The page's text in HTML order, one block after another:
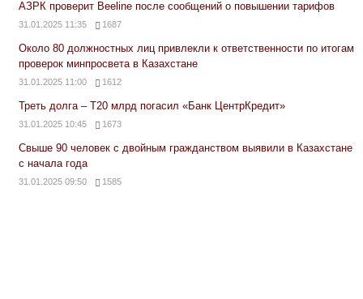
АЗРК проверит Beeline после сообщений о повышении тарифов
31.01.2025 11:35 1687
Около 80 должностных лиц привлекли к ответственности по итогам
проверок минпросвета в Казахстане
31.01.2025 11:00 1612
Треть долга – Т20 млрд погасил «Банк ЦентрКредит»
31.01.2025 10:45 1673
Свыше 90 человек с двойным гражданством выявили в Казахстане
с начала года
31.01.2025 09:50 1585